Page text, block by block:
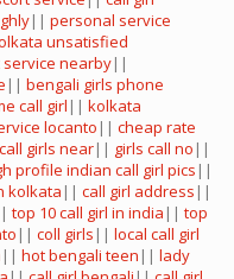
|| personal service
unsatisfied
service nearby||
|| bengali girls phone
call girl || kolkata
locanto || cheap rate
call girls near|| girls call no ||
profile indian call girl pics ||
kolkata || call girl address ||
top 10 call girl in india || top
|| coll girls || local call girl
|| hot bengali teen || lady